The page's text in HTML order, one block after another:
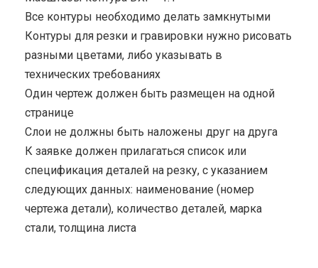
Все контуры необходимо делать замкнутыми
Контуры для резки и гравировки нужно рисовать
разными цветами, либо указывать в
технических требованиях
Один чертеж должен быть размещен на одной
странице
Cлои не должны быть наложены друг на друга
К заявке должен прилагаться список или
спецификация деталей на резку, с указанием
следующих данных: наименование (номер
чертежа детали), количество деталей, марка
стали, толщина листа